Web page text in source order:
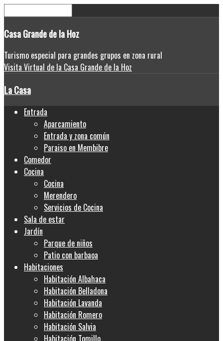
CasaGrande de la Hoz
Turismo especial para grandes grupos en zona rural
Visita Virtual de la Casa Grande de la Hoz
La Casa
Entrada
Aparcamiento
Entrada y zona común
Paraiso en Membibre
Comedor
Cocina
Cocina
Merendero
Servicios de Cocina
Sala de estar
Jardín
Parque de niños
Patio con barbaoa
Habitaciones
Habitación Albahaca
Habitación Belladona
Habitación Lavanda
Habitación Romero
Habitación Salvia
Habitación Tomillo